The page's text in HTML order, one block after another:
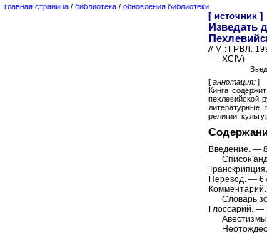
главная страница / библиотека / обновления библиотеки
[ источник ]
Изведать
// М.: ГРВЛ.
XCIV)
[ аннотация: ]
Кинга
пехлевийской
литературные
религии,
Введение. —
Список
Перевод. —
Словарь
Глоссарий. —